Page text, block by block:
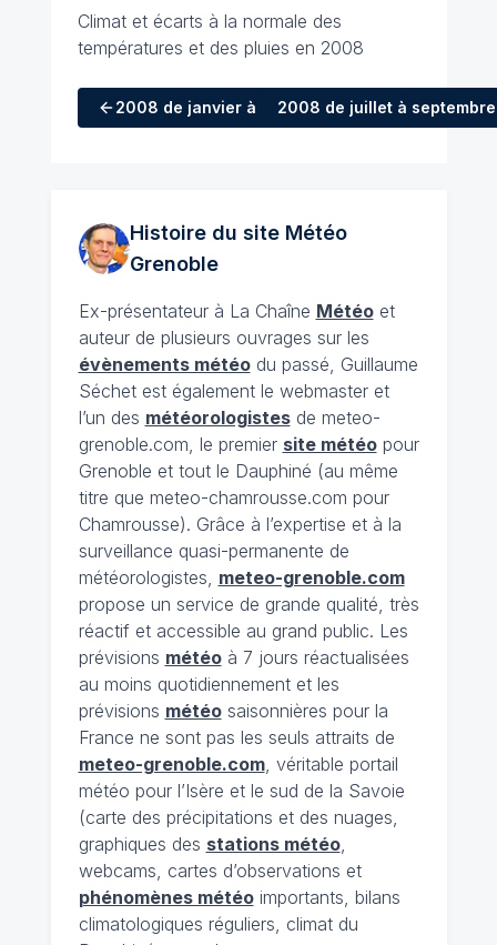
Climat et écarts à la normale des
températures et des pluies en 2008
2008 de janvier à mars2008 de juillet à septembre
Histoire du site Météo
Grenoble
Ex-présentateur à La Chaîne Météoet
auteur de plusieurs ouvrages sur les
évènements météodu passé, Guillaume
Séchet est également le webmaster et
l’un des météorologistesde meteo-
grenoble.com, le premier site météopour
Grenoble et tout le Dauphiné (au même
titre que meteo-chamrousse.com pour
Chamrousse). Grâce à l’expertise et à la
surveillance quasi-permanente de
météorologistes, meteo-grenoble.com
propose un service de grande qualité, très
réactif et accessible au grand public. Les
prévisions météoà 7 jours réactualisées
au moins quotidiennement et les
prévisions météosaisonnières pour la
France ne sont pas les seuls attraits de
meteo-grenoble.com, véritable portail
météo pour l’Isère et le sud de la Savoie
(carte des précipitations et des nuages,
graphiques des stations météo,
webcams, cartes d’observations et
phénomènes météoimportants, bilans
climatologiques réguliers, climat du